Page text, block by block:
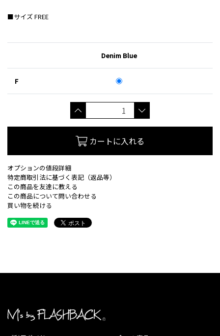
■サイズ FREE
Denim Blue
F
カートに入れる
オプションの値段詳細
特定商取引法に基づく表記（返品等）
この商品を友達に教える
この商品について問い合わせる
買い物を続ける